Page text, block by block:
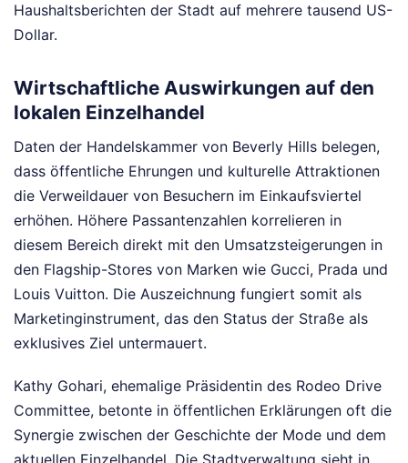
Haushaltsberichten der Stadt auf mehrere tausend US-
Dollar.
Wirtschaftliche Auswirkungen auf den
lokalen Einzelhandel
Daten der Handelskammer von Beverly Hills belegen,
dass öffentliche Ehrungen und kulturelle Attraktionen
die Verweildauer von Besuchern im Einkaufsviertel
erhöhen. Höhere Passantenzahlen korrelieren in
diesem Bereich direkt mit den Umsatzsteigerungen in
den Flagship-Stores von Marken wie Gucci, Prada und
Louis Vuitton. Die Auszeichnung fungiert somit als
Marketinginstrument, das den Status der Straße als
exklusives Ziel untermauert.
Kathy Gohari, ehemalige Präsidentin des Rodeo Drive
Committee, betonte in öffentlichen Erklärungen oft die
Synergie zwischen der Geschichte der Mode und dem
aktuellen Einzelhandel. Die Stadtverwaltung sieht in